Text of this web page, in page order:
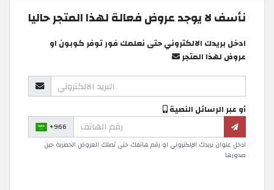
نأسف لا يوجد عروض فعالة لهذا المتجر حاليا
ادخل بريدك الالكتروني حتى نعلمك فور توفر كوبون او
عروض لهذا المتجر
أو عبر الرسائل النصية
+966
ادخل عنوان بريدك الإلكتروني او رقم هاتفك حتى تصلك العروض الحصرية حين
صدورها